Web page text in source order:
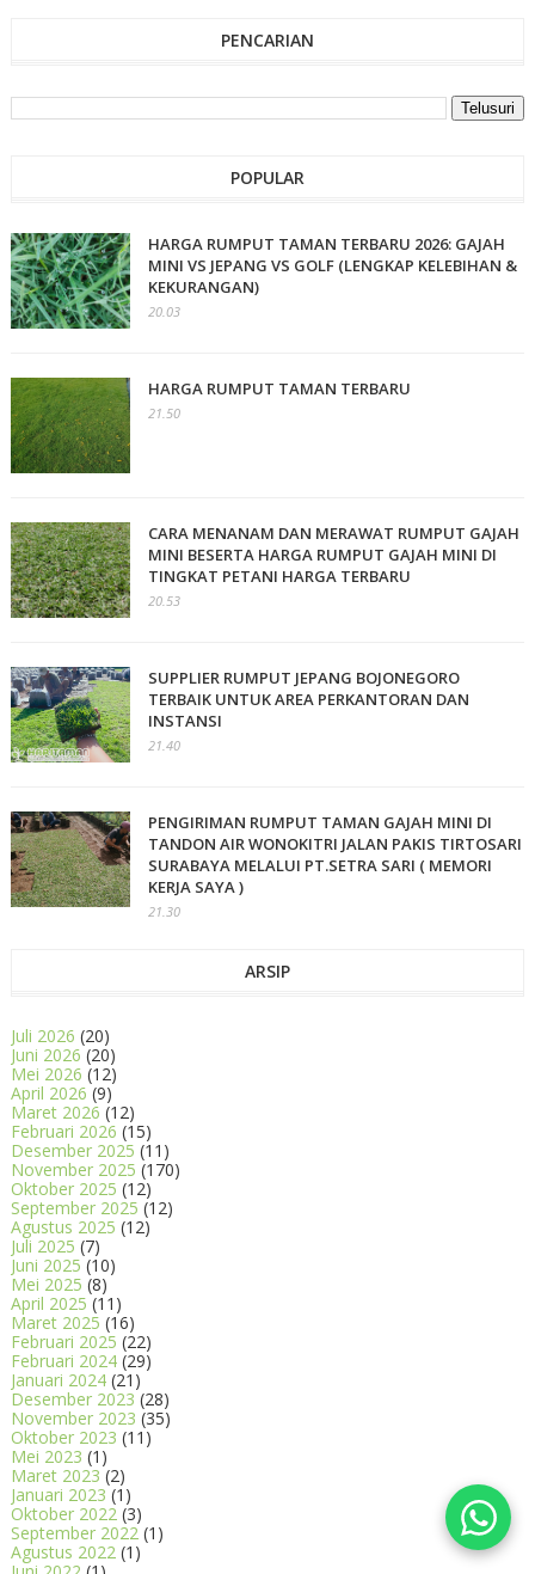
PENCARIAN
POPULAR
HARGA RUMPUT TAMAN TERBARU 2026: GAJAH
MINI VS JEPANG VS GOLF (LENGKAP KELEBIHAN &
KEKURANGAN)
20.03
HARGA RUMPUT TAMAN TERBARU
21.50
CARA MENANAM DAN MERAWAT RUMPUT GAJAH
MINI BESERTA HARGA RUMPUT GAJAH MINI DI
TINGKAT PETANI HARGA TERBARU
20.53
SUPPLIER RUMPUT JEPANG BOJONEGORO
TERBAIK UNTUK AREA PERKANTORAN DAN
INSTANSI
21.40
PENGIRIMAN RUMPUT TAMAN GAJAH MINI DI
TANDON AIR WONOKITRI JALAN PAKIS TIRTOSARI
SURABAYA MELALUI PT.SETRA SARI ( MEMORI
KERJA SAYA )
21.30
ARSIP
Juli 2026 (20)
Juni 2026 (20)
Mei 2026 (12)
April 2026 (9)
Maret 2026 (12)
Februari 2026 (15)
Desember 2025 (11)
November 2025 (170)
Oktober 2025 (12)
September 2025 (12)
Agustus 2025 (12)
Juli 2025 (7)
Juni 2025 (10)
Mei 2025 (8)
April 2025 (11)
Maret 2025 (16)
Februari 2025 (22)
Februari 2024(29)
Januari 2024(21)
Desember 2023 (28)
November 2023 (35)
Oktober 2023 (11)
Mei 2023 (1)
Maret 2023 (2)
Januari 2023 (1)
Oktober 2022(3)
September 2022(1)
Agustus 2022(1)